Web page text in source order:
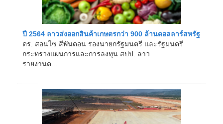
ปี 2564 ลาวส่งออกสินค้าเกษตรกว่า 900 ล้านดอลลาร์สหรัฐ
ดร. สอนไซ สีพันดอน รองนายกรัฐมนตรี และรัฐมนตรี
กระทรวงแผนการและการลงทุน สปป. ลาว
รายงานต...